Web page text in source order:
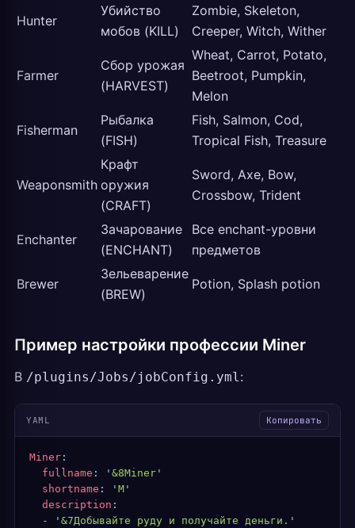
Hunter
Убийство
мобов (KILL)
Zombie, Skeleton,
Creeper, Witch, Wither
Farmer
Сбор урожая
(HARVEST)
Wheat, Carrot, Potato,
Beetroot, Pumpkin,
Melon
Fisherman
Рыбалка
(FISH)
Fish, Salmon, Cod,
Tropical Fish, Treasure
Weaponsmith
Крафт
оружия
(CRAFT)
Sword, Axe, Bow,
Crossbow, Trident
Enchanter
Зачарование
(ENCHANT)
Все enchant-уровни
предметов
Brewer
Зельеварение
(BREW)
Potion, Splash potion
Пример настройки профессии Miner
В /plugins/Jobs/jobConfig.yml:
YAML Копировать
Miner :
  fullname
: ' &8Miner '
  shortname
: ' M '
  description
:
  -
' &7Добывайте руду и получайте деньги. '